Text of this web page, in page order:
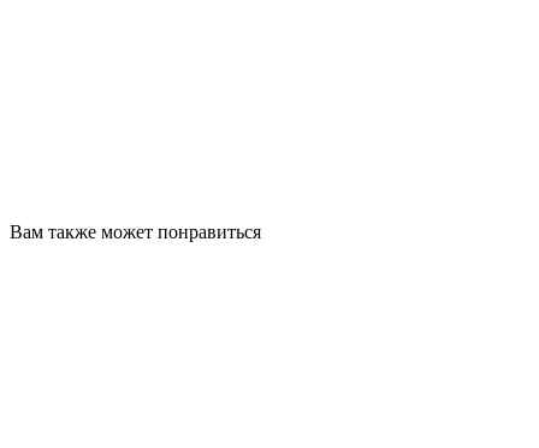
Вам также может понравиться